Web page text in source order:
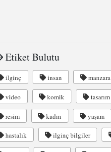
Etiket Bulutu
ilginç insan manzara
video komik tasarım
resim kadın yaşam
hastalık ilginç bilgiler